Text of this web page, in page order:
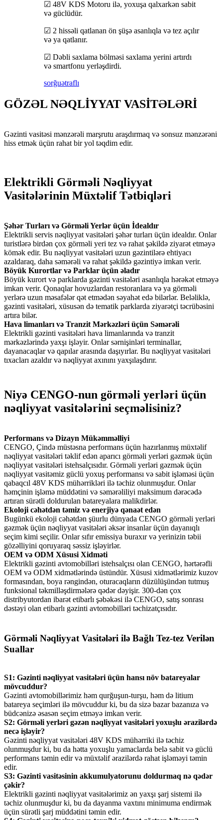
☑ 48V KDS Motoru ilə, yoxuşa qalxarkən sabit
və güclüdür.
☑ 2 hissəli qatlanan ön şüşə asanlıqla və tez açılır
və ya qatlanır.
☑ Dəbli saxlama bölməsi saxlama yerini artırdı
və smartfonu yerləşdirdi.
sorğuətraflı
GÖZƏL NƏQLİYYAT VASİTƏLƏRİ
Gəzinti vasitəsi mənzərəli marşrutu araşdırmaq və sonsuz mənzərəni
hiss etmək üçün rahat bir yol təqdim edir.
Elektrikli Görməli Nəqliyyat
Vasitələrinin Müxtəlif Tətbiqləri
Şəhər Turları və Görməli Yerlər üçün İdealdır
Elektrikli servis nəqliyyat vasitələri şəhər turları üçün idealdır. Onlar
turistlərə birdən çox görməli yeri tez və rahat şəkildə ziyarət etməyə
kömək edir. Bu nəqliyyat vasitələri uzun gəzintilərə ehtiyacı
azaldaraq, daha səmərəli və rahat şəkildə gəzintiyə imkan verir.
Böyük Kurortlar və Parklar üçün əladır
Böyük kurort və parklarda gəzinti vasitələri asanlıqla hərəkət etməyə
imkan verir. Qonaqlar hovuzlardan restoranlara və ya görməli
yerlərə uzun məsafələr qət etmədən səyahət edə bilərlər. Beləliklə,
gəzinti vasitələri, xüsusən də tematik parklarda ziyarətçi təcrübəsini
artıra bilər.
Hava limanları və Tranzit Mərkəzləri üçün Səmərəli
Elektrikli gəzinti vasitələri hava limanlarında və tranzit
mərkəzlərində yaxşı işləyir. Onlar sərnişinləri terminallar,
dayanacaqlar və qapılar arasında daşıyırlar. Bu nəqliyyat vasitələri
tıxacları azaldır və nəqliyyat axınını yaxşılaşdırır.
Niyə CENGO-nun görməli yerləri üçün
nəqliyyat vasitələrini seçməlisiniz?
Performans və Dizayn Mükəmməlliyi
CENGO, Çində müstəsna performans üçün hazırlanmış müxtəlif
nəqliyyat vasitələri təklif edən aparıcı görməli yerləri gəzmək üçün
nəqliyyat vasitələri istehsalçısıdır. Görməli yerləri gəzmək üçün
nəqliyyat vasitəmiz güclü yoxuş performansı və sabit işləməsi üçün
qabaqcıl 48V KDS mühərrikləri ilə təchiz olunmuşdur. Onlar
həmçinin işləmə müddətini və səmərəliliyi maksimum dərəcədə
artıran sürətli doldurulan batareyalara malikdirlər.
Ekoloji cəhətdən təmiz və enerjiyə qənaət edən
Bugünkü ekoloji cəhətdən şüurlu dünyada CENGO görməli yerləri
gəzmək üçün nəqliyyat vasitələri əksər insanlar üçün dayanıqlı
seçim kimi seçilir. Onlar sıfır emissiya buraxır və yerinizin təbii
gözəlliyini qoruyaraq səssiz işləyirlər.
OEM və ODM Xüsusi Xidməti
Elektrikli gəzinti avtomobilləri istehsalçısı olan CENGO, hərtərəfli
OEM və ODM xidmətlərində üstündür. Xüsusi xidmətlərimiz kuzov
formasından, boya rəngindən, oturacaqların düzülüşündən tutmuş
funksional təkmilləşdirmələrə qədər dəyişir. 300-dən çox
distribyutordan ibarət etibarlı şəbəkəsi ilə CENGO, satış sonrası
dəstəyi olan etibarlı gəzinti avtomobilləri təchizatçısıdır.
Görməli Nəqliyyat Vasitələri ilə Bağlı Tez-tez Verilən
Suallar
S1: Gəzinti nəqliyyat vasitələri üçün hansı növ batareyalar
mövcuddur?
Gəzinti avtomobillərimiz həm qurğuşun-turşu, həm də litium
batareya seçimləri ilə mövcuddur ki, bu da sizə bazar bazanıza və
büdcənizə əsasən seçim etməyə imkan verir.
S2: Görməli yerləri gəzən nəqliyyat vasitələri yoxuşlu ərazilərdə
necə işləyir?
Gəzinti nəqliyyat vasitələri 48V KDS mühərriki ilə təchiz
olunmuşdur ki, bu da hətta yoxuşlu yamaclarda belə sabit və güclü
performans təmin edir və müxtəlif ərazilərdə rahat işləməyi təmin
edir.
S3: Gəzinti vasitəsinin akkumulyatorunu doldurmaq nə qədər
çəkir?
Elektrikli gəzinti nəqliyyat vasitələrimiz ən yaxşı şarj sistemi ilə
təchiz olunmuşdur ki, bu da dayanma vaxtını minimuma endirmək
üçün sürətli şarj müddətini təmin edir.